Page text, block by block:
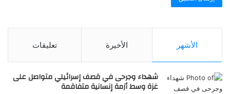
الأشهر الأخيرة تعليقات
شهداء وجرحى في قصف إسرائيلي متواصل على
غزة وسط أزمة إنسانية متفاقمة